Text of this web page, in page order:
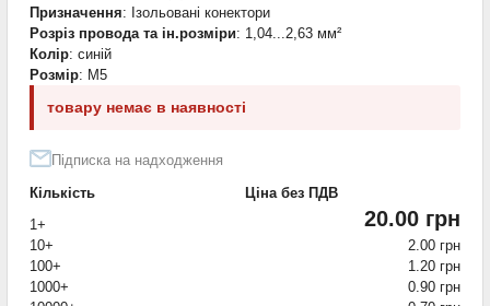
Призначення: Ізольовані конектори
Розріз провода та ін.розміри: 1,04...2,63 мм²
Колір: синій
Розмір: M5
товару немає в наявності
Підписка на надходження
Кількість
Ціна без ПДВ
1+
20.00 грн
10+
2.00 грн
100+
1.20 грн
1000+
0.90 грн